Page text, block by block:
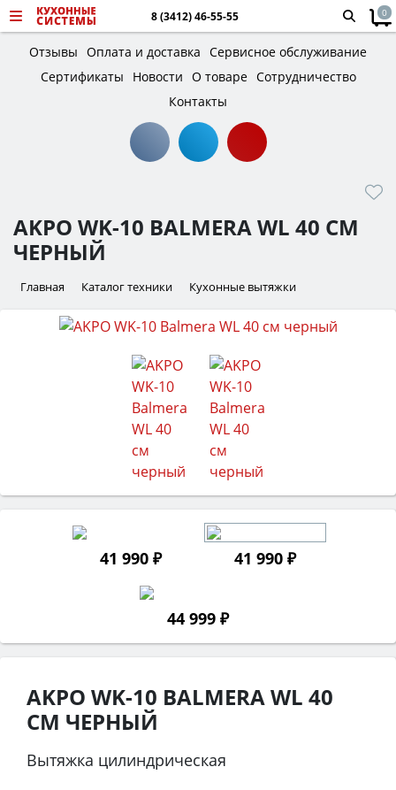
8 (3412) 46-55-55 0
Отзывы Оплата и доставка Сервисное обслуживание
Сертификаты
Новости О товаре Сотрудничество
Контакты
AKPO WK-10 BALMERA WL 40 СМ
ЧЕРНЫЙ
Главная Каталог техники Кухонные вытяжки
41 990 ₽ 41 990 ₽
44 999 ₽
AKPO WK-10 BALMERA WL 40
СМ ЧЕРНЫЙ
Вытяжка цилиндрическая